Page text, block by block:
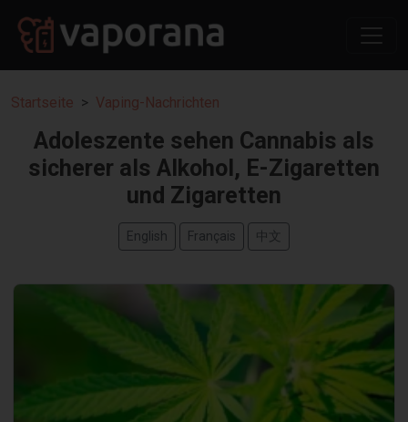
Startseite Vaping-Nachrichten
Adoleszente sehen Cannabis als
sicherer als Alkohol, E-Zigaretten
und Zigaretten
English Français 中文